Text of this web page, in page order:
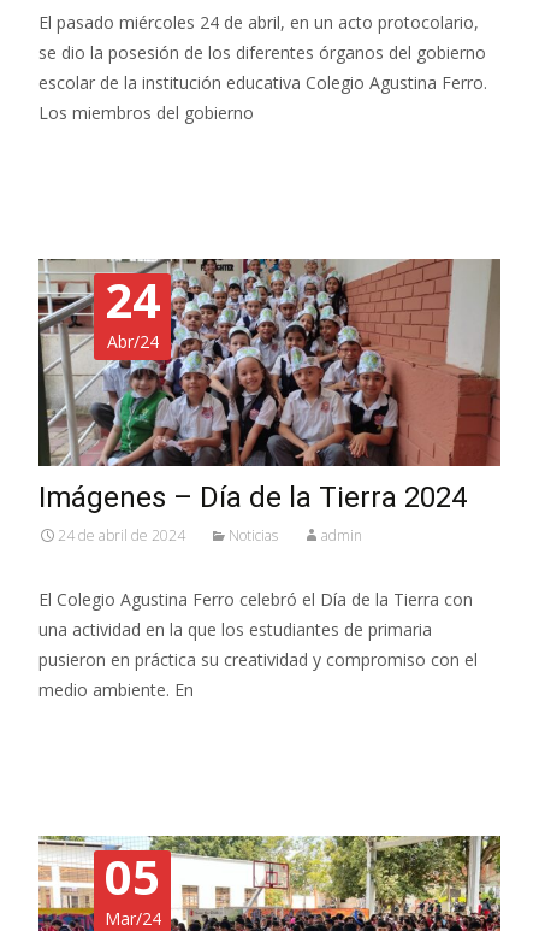
El pasado miércoles 24 de abril, en un acto protocolario,
se dio la posesión de los diferentes órganos del gobierno
escolar de la institución educativa Colegio Agustina Ferro.
Los miembros del gobierno
24
Abr/24
Imágenes – Día de la Tierra 2024
24 de abril de 2024 Noticias admin
El Colegio Agustina Ferro celebró el Día de la Tierra con
una actividad en la que los estudiantes de primaria
pusieron en práctica su creatividad y compromiso con el
medio ambiente. En
05
Mar/24